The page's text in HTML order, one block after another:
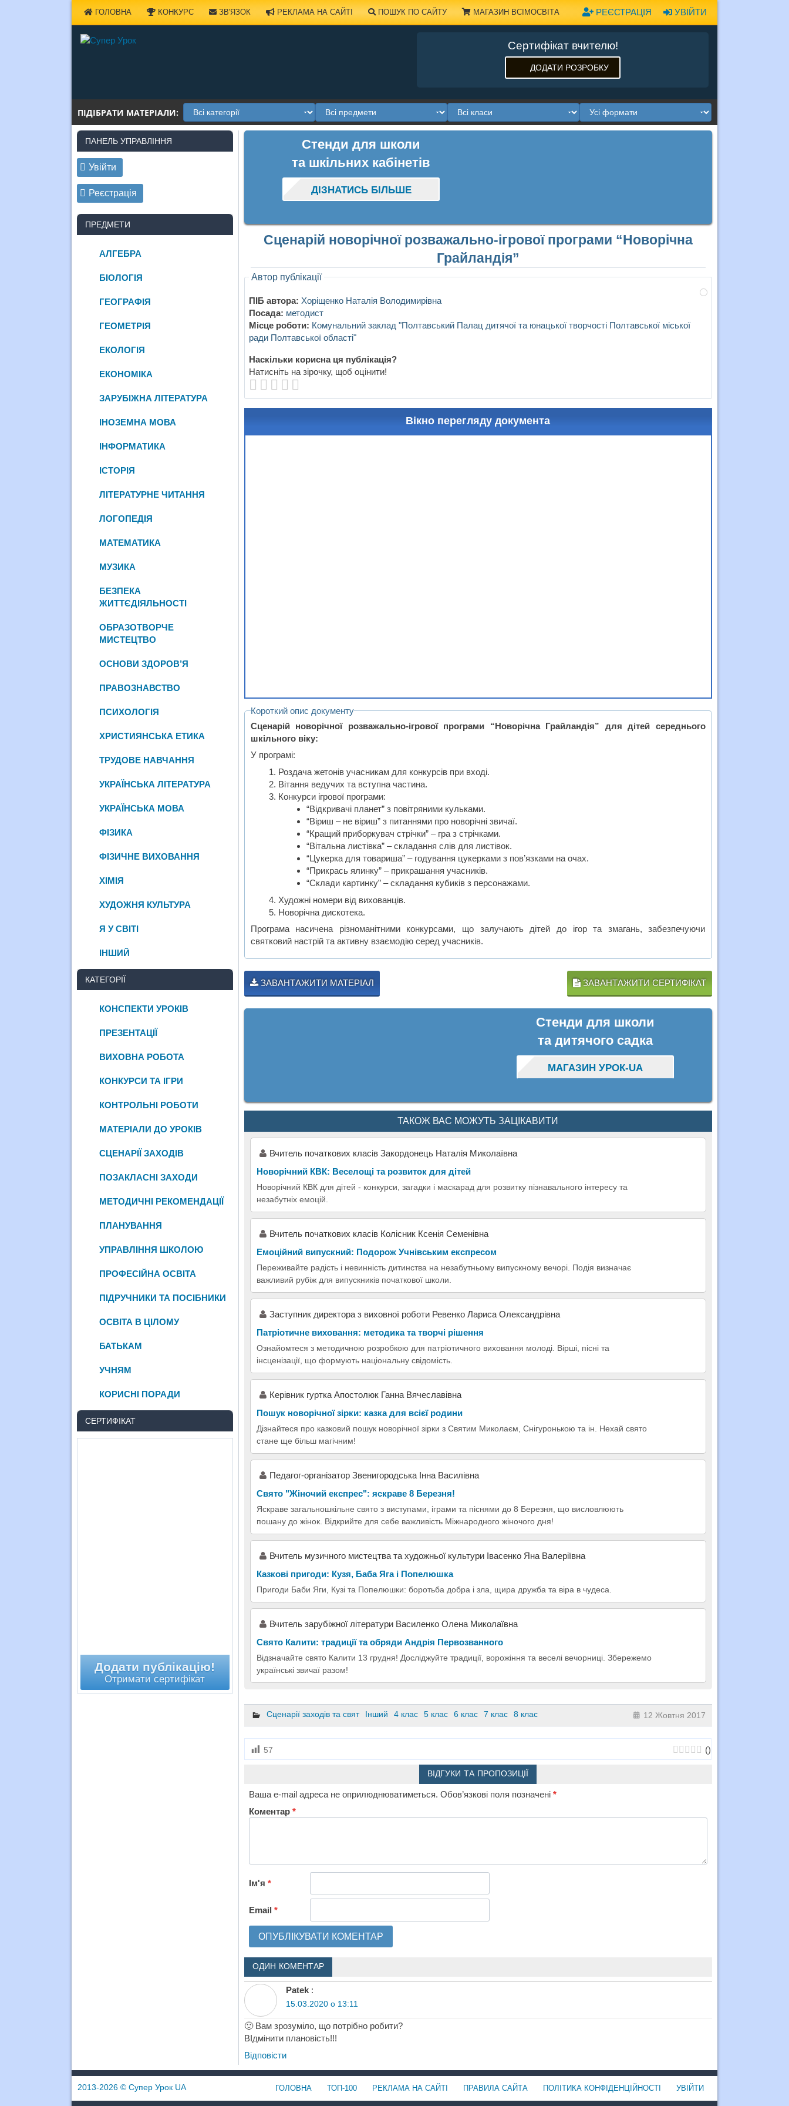
УВІЙТИ
РЕЄСТРАЦІЯ
ГОЛОВНА КОНКУРС ЗВ'ЯЗОК РЕКЛАМА НА САЙТІ ПОШУК ПО САЙТУ МАГАЗИН ВСІМОСВІТА
Сертифікат вчителю!
ДОДАТИ РОЗРОБКУ
ПІДІБРАТИ МАТЕРІАЛИ:
Стенди для школи
та шкільних кабінетів
ДІЗНАТИСЬ БІЛЬШЕ
Сценарій новорічної розважально-ігрової програми “Новорічна
Грайландія”
Автор публікації
ПІБ автора: Хоріщенко Наталія Володимирівна
Посада: методист
Місце роботи: Комунальний заклад "Полтавський Палац дитячої та юнацької творчості Полтавської міської
ради Полтавської області"
Наскільки корисна ця публікація?
Натисніть на зірочку, щоб оцінити!
Вікно перегляду документа
Короткий опис документу
Сценарій новорічної розважально-ігрової програми “Новорічна Грайландія” для дітей середнього
шкільного віку:
У програмі:
Роздача жетонів учасникам для конкурсів при вході.
Вітання ведучих та вступна частина.
Конкурси ігрової програми:
“Відкривачі планет” з повітряними кульками.
“Віриш – не віриш” з питаннями про новорічні звичаї.
“Кращий приборкувач стрічки” – гра з стрічками.
“Вітальна листівка” – складання слів для листівок.
“Цукерка для товариша” – годування цукерками з пов’язками на очах.
“Прикрась ялинку” – прикрашання учасників.
“Склади картинку” – складання кубиків з персонажами.
Художні номери від вихованців.
Новорічна дискотека.
Програма насичена різноманітними конкурсами, що залучають дітей до ігор та змагань, забезпечуючи
святковий настрій та активну взаємодію серед учасників.
ЗАВАНТАЖИТИ МАТЕРІАЛ ЗАВАНТАЖИТИ СЕРТИФІКАТ
Стенди для школи
та дитячого садка
МАГАЗИН УРОК-UA
ТАКОЖ ВАС МОЖУТЬ ЗАЦІКАВИТИ
Вчитель початкових класів Закордонець Наталія Миколаївна
Новорічний КВК: Веселощі та розвиток для дітей
Новорічний КВК для дітей - конкурси, загадки і маскарад для розвитку пізнавального інтересу та
незабутніх емоцій.
Вчитель початкових класів Колісник Ксенія Семенівна
Емоційний випускний: Подорож Учнівським експресом
Переживайте радість і невинність дитинства на незабутньому випускному вечорі. Подія визначає
важливий рубіж для випускників початкової школи.
Заступник директора з виховної роботи Ревенко Лариса Олександрівна
Патріотичне виховання: методика та творчі рішення
Ознайомтеся з методичною розробкою для патріотичного виховання молоді. Вірші, пісні та
інсценізації, що формують національну свідомість.
Керівник гуртка Апостолюк Ганна Вячеславівна
Пошук новорічної зірки: казка для всієї родини
Дізнайтеся про казковий пошук новорічної зірки з Святим Миколаєм, Снігуронькою та ін. Нехай свято
стане ще більш магічним!
Педагог-організатор Звенигородська Інна Василівна
Свято "Жіночий експрес": яскраве 8 Березня!
Яскраве загальношкільне свято з виступами, іграми та піснями до 8 Березня, що висловлюють
пошану до жінок. Відкрийте для себе важливість Міжнародного жіночого дня!
Вчитель музичного мистецтва та художньої культури Івасенко Яна Валеріївна
Казкові пригоди: Кузя, Баба Яга і Попелюшка
Пригоди Баби Яги, Кузі та Попелюшки: боротьба добра і зла, щира дружба та віра в чудеса.
Вчитель зарубіжної літератури Василенко Олена Миколаївна
Свято Калити: традиції та обряди Андрія Первозванного
Відзначайте свято Калити 13 грудня! Досліджуйте традиції, ворожіння та веселі вечорниці. Збережемо
українські звичаї разом!
Сценарії заходів та свят Інший 4 клас 5 клас 6 клас 7 клас 8 клас 12 Жовтня 2017
57 ()
ВІДГУКИ ТА ПРОПОЗИЦІЇ
Ваша e-mail адреса не оприлюднюватиметься. Обов’язкові поля позначені *
Коментар *
Ім'я *
Email *
ОДИН КОМЕНТАР
Patek :
15.03.2020 о 13:11
🙂 Вам зрозуміло, що потрібно робити?
ВІдмінити плановість!!!
Відповіcти
ПАНЕЛЬ УПРАВЛІННЯ
Увійти
Реєстрація
ПРЕДМЕТИ
АЛГЕБРА
БІОЛОГІЯ
ГЕОГРАФІЯ
ГЕОМЕТРІЯ
ЕКОЛОГІЯ
ЕКОНОМІКА
ЗАРУБІЖНА ЛІТЕРАТУРА
ІНОЗЕМНА МОВА
ІНФОРМАТИКА
ІСТОРІЯ
ЛІТЕРАТУРНЕ ЧИТАННЯ
ЛОГОПЕДІЯ
МАТЕМАТИКА
МУЗИКА
БЕЗПЕКА
ЖИТТЄДІЯЛЬНОСТІ
ОБРАЗОТВОРЧЕ
МИСТЕЦТВО
ОСНОВИ ЗДОРОВ’Я
ПРАВОЗНАВСТВО
ПСИХОЛОГІЯ
ХРИСТИЯНСЬКА ЕТИКА
ТРУДОВЕ НАВЧАННЯ
УКРАЇНСЬКА ЛІТЕРАТУРА
УКРАЇНСЬКА МОВА
ФІЗИКА
ФІЗИЧНЕ ВИХОВАННЯ
ХІМІЯ
ХУДОЖНЯ КУЛЬТУРА
Я У СВІТІ
ІНШИЙ
КАТЕГОРІЇ
КОНСПЕКТИ УРОКІВ
ПРЕЗЕНТАЦІЇ
ВИХОВНА РОБОТА
КОНКУРСИ ТА ІГРИ
КОНТРОЛЬНІ РОБОТИ
МАТЕРІАЛИ ДО УРОКІВ
СЦЕНАРІЇ ЗАХОДІВ
ПОЗАКЛАСНІ ЗАХОДИ
МЕТОДИЧНІ РЕКОМЕНДАЦІЇ
ПЛАНУВАННЯ
УПРАВЛІННЯ ШКОЛОЮ
ПРОФЕСІЙНА ОСВІТА
ПІДРУЧНИКИ ТА ПОСІБНИКИ
ОСВІТА В ЦІЛОМУ
БАТЬКАМ
УЧНЯМ
КОРИСНІ ПОРАДИ
СЕРТИФІКАТ
Додати публікацію!
Отримати сертифікат
2013-2026© Супер Урок UA ГОЛОВНА ТОП-100 РЕКЛАМА НА САЙТІ ПРАВИЛА САЙТА ПОЛІТИКА КОНФІДЕНЦІЙНОСТІ УВІЙТИ